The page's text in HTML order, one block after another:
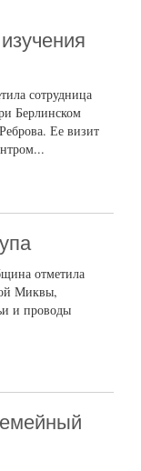
сотрудница
Берлинском
Ее визит
отметила
Миквы,
и проводы